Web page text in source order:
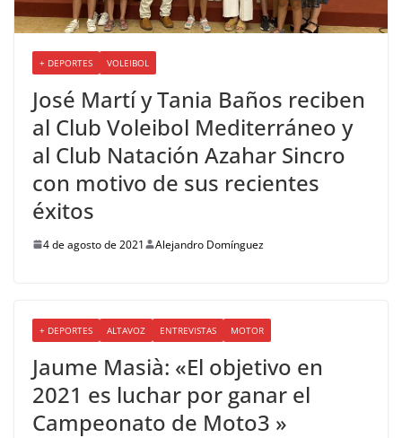
+ DEPORTES VOLEIBOL
José Martí y Tania Baños reciben
al Club Voleibol Mediterráneo y
al Club Natación Azahar Sincro
con motivo de sus recientes
éxitos
4 de agosto de 2021 Alejandro Domínguez
+ DEPORTES ALTAVOZ ENTREVISTAS MOTOR
Jaume Masià: «El objetivo en
2021 es luchar por ganar el
Campeonato de Moto3 »